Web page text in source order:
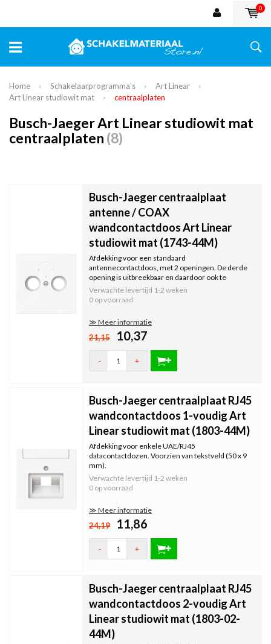
0
Home Schakelaarprogramma's
Art Linear
Art Linear studiowit mat
centraalplaten
Busch-Jaeger Art Linear studiowit mat
centraalplaten (8)
Busch-Jaeger centraalplaat
antenne / COAX
wandcontactdoos Art Linear
studiowit mat (1743-44M)
Afdekking voor een standaard
antennecontactdoos, met 2 openingen. De derde
opening is uitbreekbaar en daardoor ook te
gebruiken voor een radio/tv en satelliet inbouw
basiselement.
Verwachte levertijd 1-2 weken
0 op voorraad
≫ Meer informatie
21,15 10,37
- +
Busch-Jaeger centraalplaat RJ45
wandcontactdoos 1-voudig Art
Linear studiowit mat (1803-44M)
Afdekking voor enkele UAE/RJ45
datacontactdozen. Voorzien van tekstveld (50 x 9
mm).
Verwachte levertijd 1-2 weken
0 op voorraad
≫ Meer informatie
24,19 11,86
- +
Busch-Jaeger centraalplaat RJ45
wandcontactdoos 2-voudig Art
Linear studiowit mat (1803-02-
44M)